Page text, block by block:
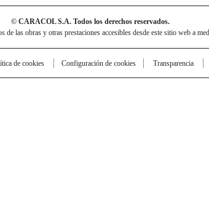
© CARACOL S.A. Todos los derechos reservados.
las obras y otras prestaciones accesibles desde este sitio web a
de cookies Configuración de cookies Transparencia